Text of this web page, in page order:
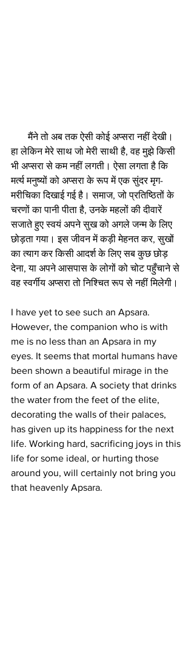
मैंने तो अब तक ऐसी कोई अप्सरा नहीं देखी।
हा लेकिन मेरे साथ जो मेरी साथी है, वह मुझे किसी
भी अप्सरा से कम नहीं लगती। ऐसा लगता है कि
मर्त्य मनुष्यों को अप्सरा के रूप में एक सुंदर मृग-
मरीचिका दिखाई गई है। समाज, जो प्रतिष्ठितों के
चरणों का पानी पीता है, उनके महलों की दीवारें
सजाते हुए स्वयं अपने सुख को अगले जन्म के लिए
छोड़ता गया। इस जीवन में कड़ी मेहनत कर, सुखों
का त्याग कर किसी आदर्श के लिए सब कुछ छोड़
देना, या अपने आसपास के लोगों को चोट पहुँचाने से
वह स्वर्गीय अप्सरा तो निश्चित रूप से नहीं मिलेगी।
I have yet to see such an Apsara.
However, the companion who is with
me is no less than an Apsara in my
eyes. It seems that mortal humans have
been shown a beautiful mirage in the
form of an Apsara. A society that drinks
the water from the feet of the elite,
decorating the walls of their palaces,
has given up its happiness for the next
life. Working hard, sacrificing joys in this
life for some ideal, or hurting those
around you, will certainly not bring you
that heavenly Apsara.